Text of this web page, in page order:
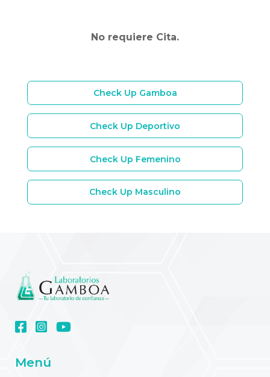
No requiere Cita.
Check Up Gamboa
Check Up Deportivo
Check Up Femenino
Check Up Masculino
Menú